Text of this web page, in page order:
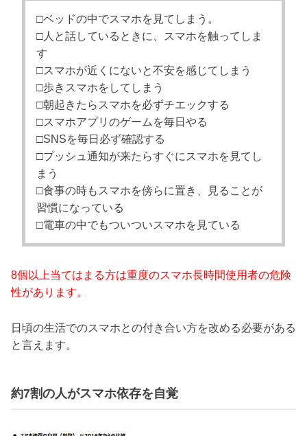
□ベッドの中でスマホを見てしまう。
□人と話しているときに、スマホを触ってしま
す
□スマホが近くにないと不安を感じてしまう
□歩きスマホをしてしまう
□朝起きたらスマホを必ずチエックする
□スマホアプリのゲームを毎日やる
□SNSを毎日必ず確認する
□プッシュ通知が来たらすぐにスマホを見てし
まう
□食事の時もスマホを傍らに置き、見ることが
習慣になっている
□電車の中でもついついスマホを見ている
8個以上当てはまる方は重度のスマホ長時間使用者の危険
性があります。
日頃の生活でのスマホとの付き合い方を改める必要がある
と言えます。
約7割の人がスマホ依存を自覚